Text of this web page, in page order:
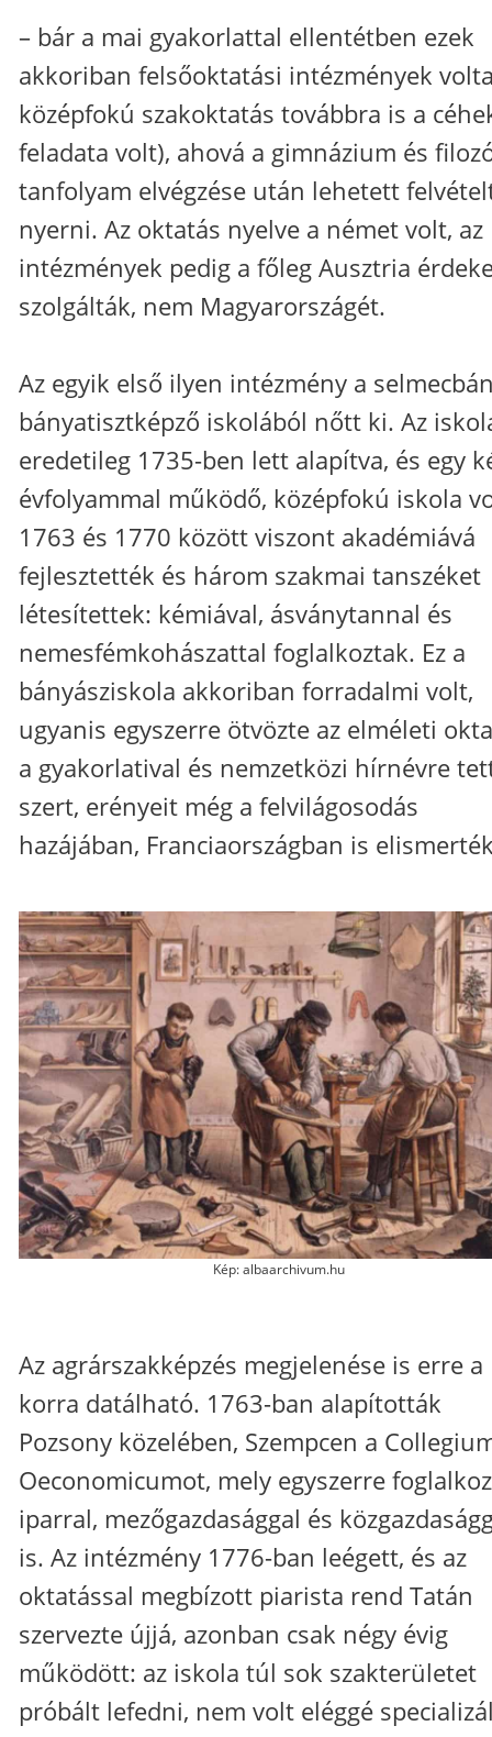
– bár a mai gyakorlattal ellentétben ezek
akkoriban felsőoktatási intézmények
középfokú szakoktatás továbbra is a
feladata volt), ahová a gimnázium és
tanfolyam elvégzése után lehetett
nyerni. Az oktatás nyelve a német volt, az
intézmények pedig a főleg Ausztria
szolgálták, nem Magyarországét.
Az egyik első ilyen intézmény a
bányatisztképző iskolából nőtt ki. Az
eredetileg 1735-ben lett alapítva, és egy
évfolyammal működő, középfokú iskola
1763 és 1770 között viszont akadémiává
fejlesztették és három szakmai tanszéket
létesítettek: kémiával, ásványtannal és
nemesfémkohászattal foglalkoztak. Ez a
bányásziskola akkoriban forradalmi volt,
ugyanis egyszerre ötvözte az elméleti
a gyakorlatival és nemzetközi hírnévre
szert, erényeit még a felvilágosodás
hazájában, Franciaországban is
Kép: albaarchivum.hu
Az agrárszakképzés megjelenése is erre a
korra datálható. 1763-ban alapították
Pozsony közelében, Szempcen a
Oeconomicumot, mely egyszerre
iparral, mezőgazdasággal és
is. Az intézmény 1776-ban leégett, és az
oktatással megbízott piarista rend Tatán
szervezte újjá, azonban csak négy évig
működött: az iskola túl sok szakterületet
próbált lefedni, nem volt eléggé